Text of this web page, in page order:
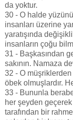
da yoktur.
30 - O halde
insanları üzerine
yaratışında
insanların çoğu
31 - Başkasından
sakının. Namaza
32 - O müşriklerden
öbek olmuşlardır.
33 - Bununla
her şeyden
tarafından bir